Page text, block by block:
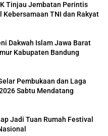
Tinjau Jembatan Perintis
Kebersamaan TNI dan Rakyat
Dakwah Islam Jawa Barat
Kabupaten Bandung
Pembukaan dan Laga
Sabtu Mendatang
Jadi Tuan Rumah Festival